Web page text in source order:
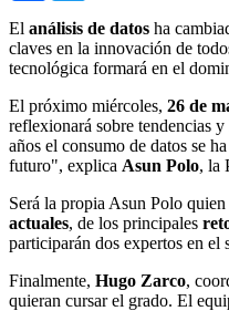
El análisis de datos ha
claves en la innovación de
tecnológica formará en el
El próximo miércoles, 26 de
reflexionará sobre tendencias
años el consumo de datos se
futuro", explica Asun Polo, la
Será la propia Asun Polo
actuales, de los principales
participarán dos expertos en el
Finalmente, Hugo Zarco,
quieran cursar el grado. El